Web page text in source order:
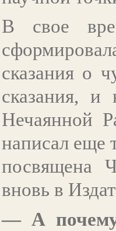
В свое
сказания о
сказания,
Нечаянной
написал еще
посвящена
вновь в
— А почему